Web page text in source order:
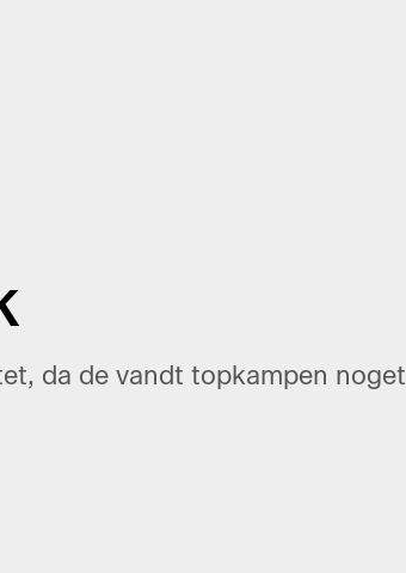
da de vandt topkampen noget